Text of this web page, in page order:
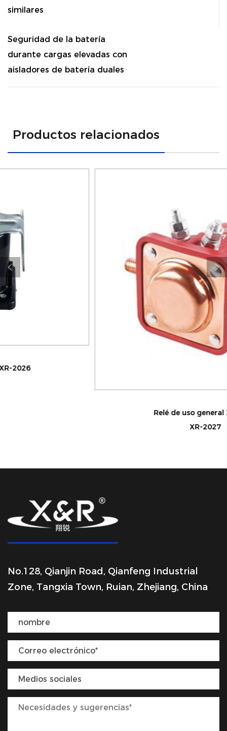
similares
Seguridad de la batería
durante cargas elevadas con
aisladores de batería duales
Productos relacionados
Relé de uso general XR-2027
No.128, Qianjin Road, Qianfeng Industrial
Zone, Tangxia Town, Ruian, Zhejiang, China